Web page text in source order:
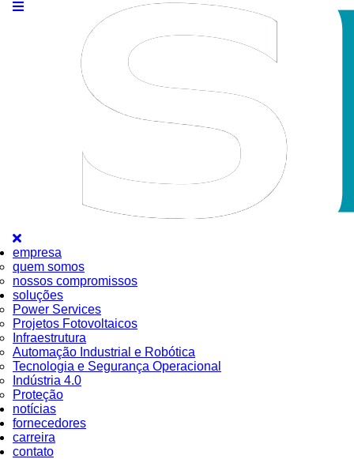
empresa
quem somos
nossos compromissos
soluções
Power Services
Projetos Fotovoltaicos
Infraestrutura
Automação Industrial e Robótica
Tecnologia e Segurança Operacional
Indústria 4.0
Proteção
notícias
fornecedores
carreira
contato